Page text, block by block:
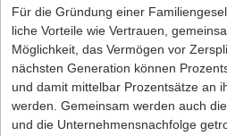
Software-Geschäftsmodelle zum
Kriterien unterscheiden lassen:
Nach Zielgruppe
B2B-Software.Du benötigst ein
lange Verkaufszyklen, das
Kunden aufbauen und diese
Welche Fördermittel gibt es?
Worauf ist bei der Einrichtung
achten?
Wie konzipiert man
Was ist ein Kapitalbedarfsplan?
Für die Gründung einer
liche Vorteile wie Vertrauen,
Möglichkeit, das Vermögen vor
nächsten Generation können
und damit mittelbar Prozentsätze an
werden. Gemeinsam werden auch
und die Unternehmensnachfolge